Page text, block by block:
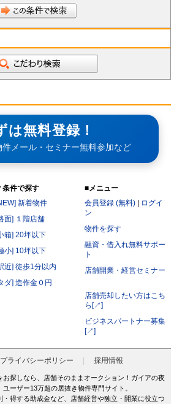
は無料登録！
件メール・セミナー無料参加など
件で探す
新着物件
面] １階店舗
箱] 20坪以下
小] 10坪以下
近] 徒歩1分以内
ダ] 造作金０円
■メニュー
会員登録 (無料) | ログイ
ン
物件を探す
融資・借入れ無料サポー
ト
店舗開業・経営セミナー
店舗売却したい方はこち
ら[↗]
ビジネスパートナー募集
[↗]
プライバシーポリシー 採用情報
お探しなら、店舗そのままオークション！ガイアの夜
ーザー13万超の居抜き物件専門サイト。
得する助成金など、店舗経営や独立・開業に役立つ